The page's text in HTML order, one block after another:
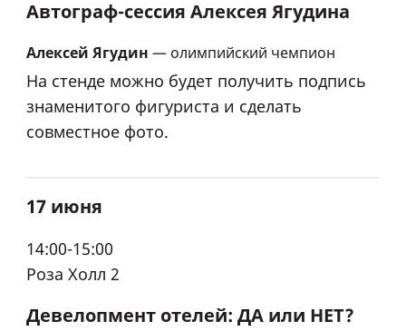
Автограф-сессия Алексея Ягудина
Алексей Ягудин — олимпийский чемпион
На стенде можно будет получить подпись
знаменитого фигуриста и сделать
совместное фото.
17 июня
14:00-15:00
Роза Холл 2
Девелопмент отелей: ДА или НЕТ?